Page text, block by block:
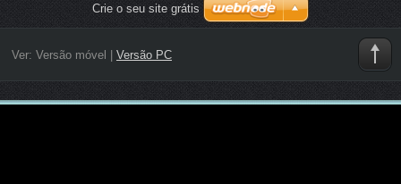
Crie o seu site grátis
Ver: Versão móvel Versão PC